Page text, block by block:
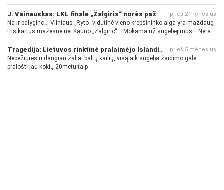
J. Vainauskas: LKL finale „Žalgiris“ norės pažeminti „Rytą“ prieš 2 mėnesius
Na ir palygino... Vilniaus „Ryto“ vidutinė vieno krepšininko alga yra maždaug
tris kartus mažesnė nei Kauno „Žalgirio“... Mokama už sugebėjimus... Nėra
pinigų - nėra gerų žaidėjų...
Tragedija: Lietuvos rinktinė pralaimėjo Islandijai prieš 5 mėnesius
Nebežiūrėsiu daugiau žaliai baltų kailių, visąlaik sugeba žaidimo gale
pralošti jau kokių 20metų taip